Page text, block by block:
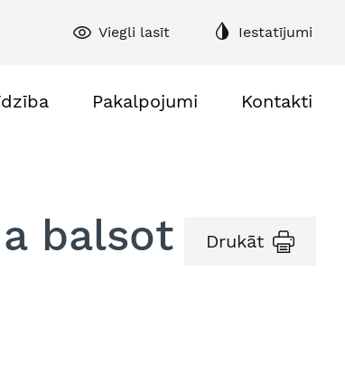
Viegli lasīt Iestatījumi
Pakalpojumi Kontakti
balsot
Drukāt